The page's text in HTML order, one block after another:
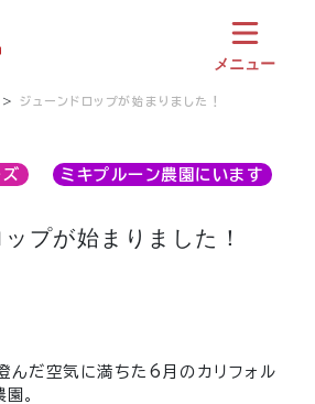
メニュー
ジューンドロップが始まりました！
ミキプルーン農園にいます
プが始まりました！
んだ空気に満ちた6月のカリフォル
。